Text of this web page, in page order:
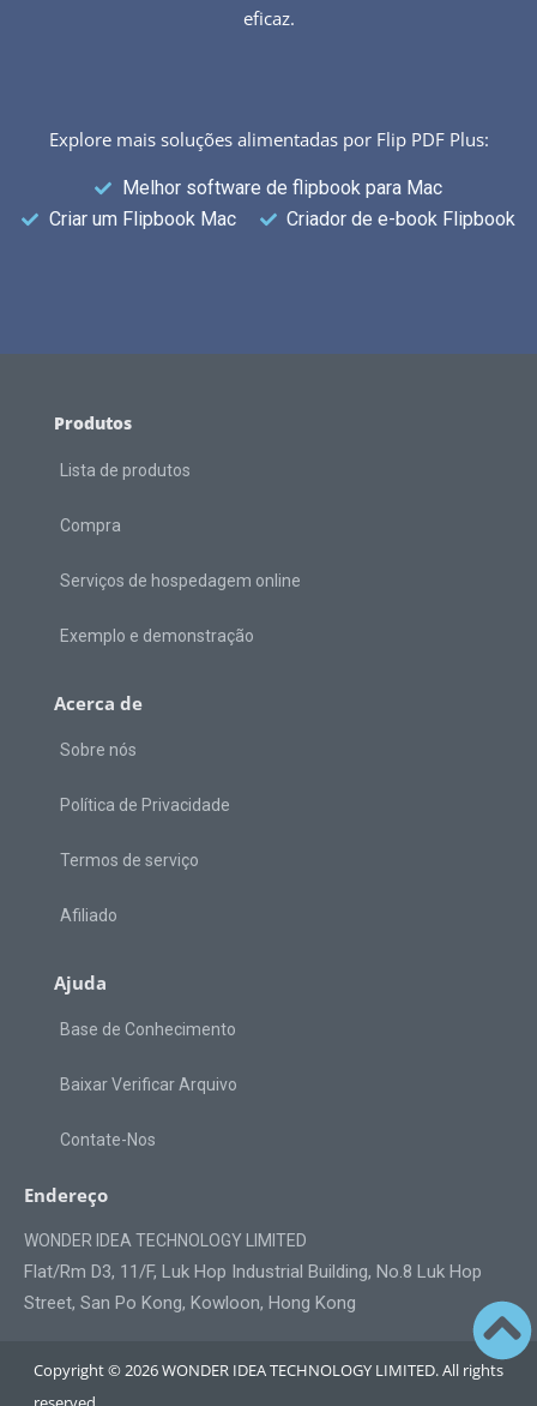
eficaz.
Explore mais soluções alimentadas por Flip PDF Plus:
Melhor software de flipbook para Mac
Criar um Flipbook Mac
Criador de e-book Flipbook
Produtos
Lista de produtos
Compra
Serviços de hospedagem online
Exemplo e demonstração
Acerca de
Sobre nós
Política de Privacidade
Termos de serviço
Afiliado
Ajuda
Base de Conhecimento
Baixar Verificar Arquivo
Contate-Nos
Endereço
WONDER IDEA TECHNOLOGY LIMITED
Flat/Rm D3, 11/F, Luk Hop Industrial Building, No.8 Luk Hop
Street, San Po Kong, Kowloon, Hong Kong
Copyright © 2026 WONDER IDEA TECHNOLOGY LIMITED. All rights